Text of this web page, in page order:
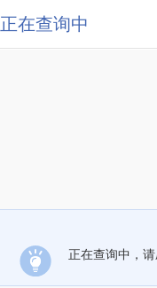
正在查询中
正在查询中，